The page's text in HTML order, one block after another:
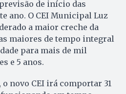
de início das
ano. O CEI Municipal Luz
a maior creche da
maiores de tempo integral
para mais de mil
e 5 anos.
novo CEI irá comportar 31